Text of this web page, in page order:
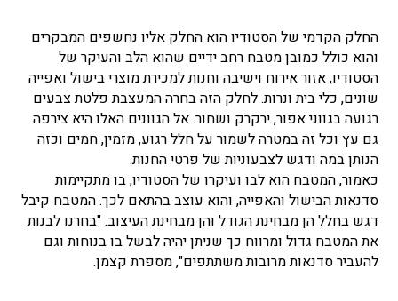
החלק הקדמי של הסטודיו הוא החלק אליו נחשפים המבקרים
והוא כולל כמובן מטבח רחב ידיים שהוא הלב והעיקר של
הסטודיו, אזור אירוח וישיבה וחנות למכירת מוצרי בישול ואפייה
שונים, כלי בית ונרות. לחלק הזה בחרה המעצבת פלטת צבעים
רגועה בגווני אפור, ירקרק ושחור. אל הגוונים האלו היא צירפה
גם עץ וכל זה במטרה לשמור על חלל רגוע, מזמין, חמים וכזה
הנותן במה ודגש לצבעוניות של פרטי החנות.
כאמור, המטבח הוא לבו ועיקרו של הסטודיו, בו מתקיימות
סדנאות הבישול והאפייה, והוא עוצב בהתאם לכך. המטבח קיבל
דגש בחלל הן מבחינת הגודל והן מבחינת העיצוב. "בחרנו לבנות
את המטבח גדול ומרווח כך שניתן יהיה לבשל בו בנוחות וגם
להעביר סדנאות מרובות משתתפים", מספרת קצמן.